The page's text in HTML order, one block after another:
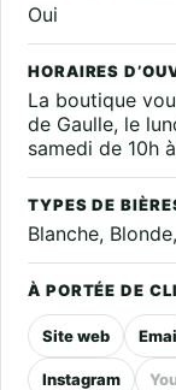
Oui
HORAIRES
La boutique
de Gaulle, le
samedi de 10h
TYPES DE
Blanche,
À PORTÉE DE
Site web
Instagram